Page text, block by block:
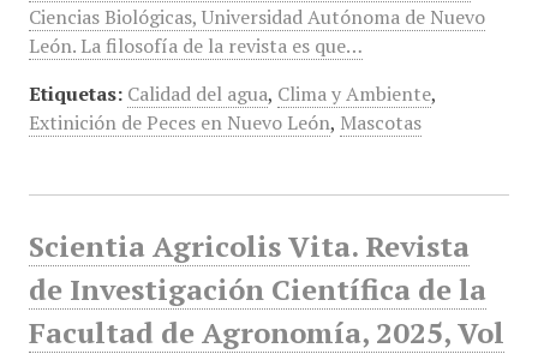
Ciencias Biológicas, Universidad Autónoma de Nuevo
León. La filosofía de la revista es que…
Etiquetas: Calidad del agua, Clima y Ambiente,
Extinición de Peces en Nuevo León, Mascotas
Scientia Agricolis Vita. Revista
de Investigación Científica de la
Facultad de Agronomía, 2025, Vol